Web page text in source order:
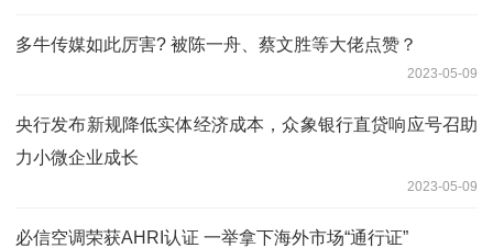
多牛传媒如此厉害? 被陈一舟、蔡文胜等大佬点赞？
2023-05-09
央行发布新规降低实体经济成本，众象银行直贷响应号召助
力小微企业成长
2023-05-09
必信空调荣获AHRI认证 一举拿下海外市场“通行证”